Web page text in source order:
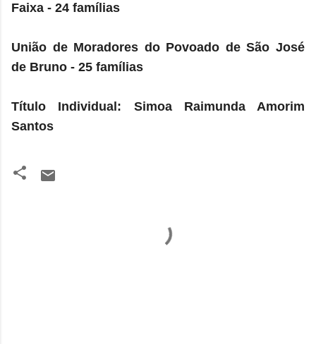
Faixa - 24 famílias
União de Moradores do Povoado de São José
de Bruno - 25 famílias
Título Individual: Simoa Raimunda Amorim
Santos